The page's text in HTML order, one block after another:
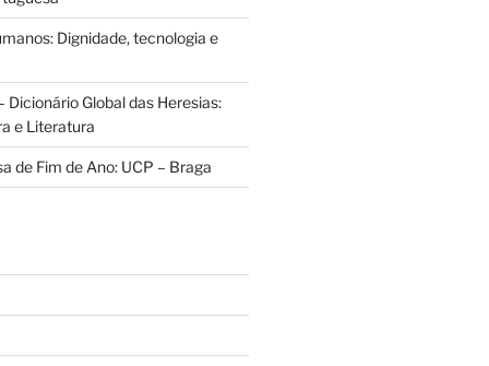
Dignidade, tecnologia e
Dicionário Global das Heresias:
e Literatura
de Fim de Ano: UCP – Braga